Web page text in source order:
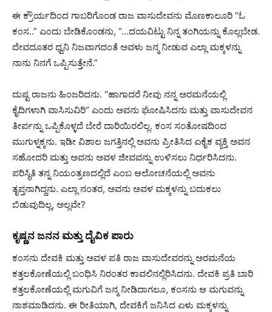
ಈ ಕ್ರೌರ್ಯದಿಂದ ಗಾಬರಿಗೊಂಡ ರಾಜ ವಾಸುದೇವನು ಮೊಣಕಾಲೂರಿ “ಓ
ಕಂಸ..” ಎಂದು ಬೇಡಿಕೊಂಡನು, “…ದಯವಿಟ್ಟು ನಿನ್ನ ತಂಗಿಯನ್ನು ಕೊಲ್ಲಬೇಡ.
ದೇವದೂತರ ಧ್ವನಿ ನಿಜವಾಗದಂತೆ ಅವಳು ಜನ್ಮ ನೀಡುವ ಎಲ್ಲಾ ಮಕ್ಕಳನ್ನು
ನಾನು ನಿನಗೆ ಒಪ್ಪಿಸುತ್ತೇನೆ.”
ದುಷ್ಟ ರಾಜನು ಹಿಂಜರಿದನು. “ಹಾಗಾದರೆ ನೀವು ನನ್ನ ಅರಮನೆಯಲ್ಲಿ
ಕೈದಿಗಳಾಗಿ ವಾಸಿಸುವಿರಿ” ಎಂದು ಅವನು ಘೋಷಿಸಿದನು ಮತ್ತು ವಾಸುದೇವನ
ತೀರ್ಪನ್ನು ಒಪ್ಪಿಕೊಳ್ಳದೆ ಬೇರೆ ದಾರಿಯಿರಲಿಲ್ಲ. ಕಂಸ ಸಂತೋಷದಿಂದ
ಮುಗುಳ್ನಕ್ಕನು. ಇಡೀ ವಿಶಾಲ ಜಗತ್ತಿನಲ್ಲಿ ಅವನು ಪ್ರೀತಿಸಿದ ಏಕೈಕ ವ್ಯಕ್ತಿ ಅವನ
ಸಹೋದರಿ ಮತ್ತು ಅವನು ಅವಳ ಜೀವವನ್ನು ಉಳಿಸಲು ನಿರ್ಧರಿಸಿದನು.
ಪರಿಸ್ಥಿತಿ ತನ್ನ ನಿಯಂತ್ರಣದಲ್ಲಿದೆ ಎಂಬ ಆಲೋಚನೆಯಲ್ಲಿ ಅವನು
ತೃಪ್ತನಾಗಿದ್ದನು. ಎಲ್ಲಾ ನಂತರ, ಅವನು ಅವಳ ಮಕ್ಕಳನ್ನು ಬದುಕಲು
ಬಿಡುವುದಿಲ್ಲ, ಅಲ್ಲವೇ?
ಕೃಷ್ಣನ ಜನನ ಮತ್ತು ದೈವಿಕ ಪಾರು
ಕಂಸನು ದೇವಕಿ ಮತ್ತು ಅವಳ ಪತಿ ರಾಜ ವಾಸುದೇವರನ್ನು ಅರಮನೆಯ
ಕತ್ತಲಕೋಣೆಯಲ್ಲಿ ಬಂಧಿಸಿ ನಿರಂತರ ಕಾವಲಿನಲ್ಲಿರಿಸಿದನು. ದೇವಕಿ ಪ್ರತಿ ಬಾರಿ
ಕತ್ತಲಕೋಣೆಯಲ್ಲಿ ಮಗುವಿಗೆ ಜನ್ಮ ನೀಡಿದಾಗಲೂ, ಕಂಸನು ಆ ಮಗುವನ್ನು
ನಾಶಮಾಡಿದನು. ಈ ರೀತಿಯಾಗಿ, ದೇವಕಿಗೆ ಜನಿಸಿದ ಏಳು ಮಕ್ಕಳನ್ನು